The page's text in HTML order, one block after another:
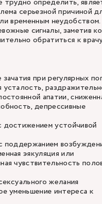
серьезной причиной
временным
сигналы, заметив
обратиться к
при регулярных
апатии,
депрессивные
устойчивой
поддержанием
эякуляция или
чувствительность
желания
уменьшение интереса к